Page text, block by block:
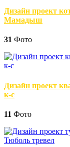
Дизайн проект
Мамадыш
31 Фото
Дизайн проект
к-с
11 Фото